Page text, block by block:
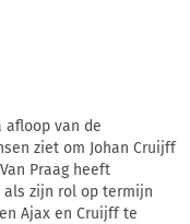
afloop van de
ziet om Johan Cruijff
Praag heeft
zijn rol op termijn
Ajax en Cruijff te